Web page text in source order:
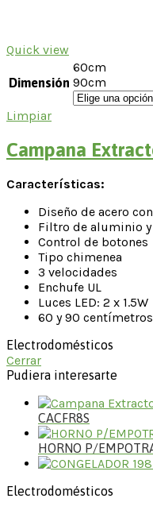
Quick view
Dimensión
60cm
90cm
Limpiar
Campana
Características:
Diseño de acero
Filtro de aluminio y
Control de botones
Tipo chimenea
3 velocidades
Enchufe UL
Luces LED: 2 x 1.5W
60 y 90 centímetros
Electrodomésticos
Cerrar
Pudiera interesarte
CACFR8S
HORNO P/
Electrodomésticos